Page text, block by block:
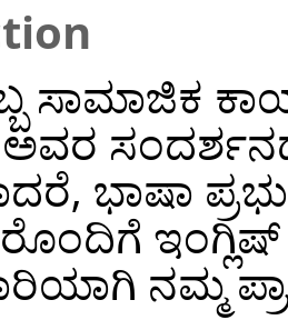
ಸಾಮಾಜಿಕ
ಭಾಷಾ
ಇಂಗ್ಲಿಷ್
ನಮ್ಮ